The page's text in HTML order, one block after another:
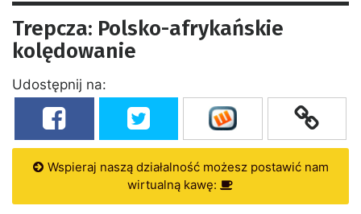
Trepcza: Polsko-afrykańskie
kolędowanie
Udostępnij na:
Wspieraj naszą działalność możesz postawić nam
wirtualną kawę: